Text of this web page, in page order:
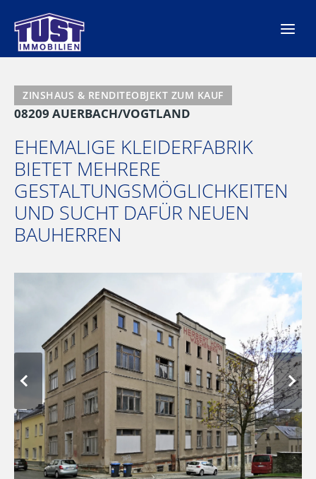
Inhalt
springen
ZINSHAUS & RENDITEOBJEKT ZUM KAUF
08209 AUERBACH/VOGTLAND
EHEMALIGE KLEIDERFABRIK
BIETET MEHRERE
GESTALTUNGSMÖGLICHKEITEN
UND SUCHT DAFÜR NEUEN
BAUHERREN